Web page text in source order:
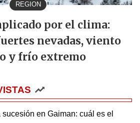
REGION
por el clima:
nevadas, viento
y frío extremo
en Gaiman: cuál es el